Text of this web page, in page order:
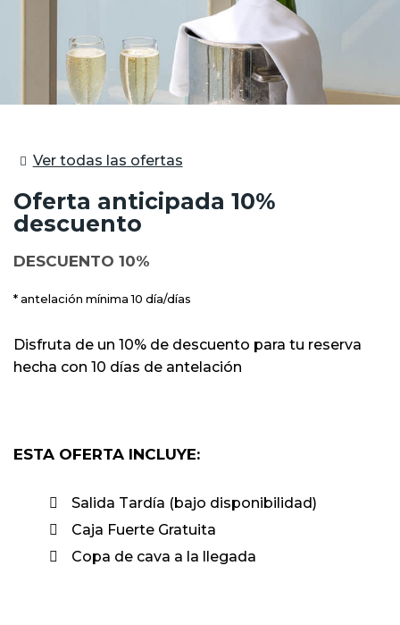
Ver todas las ofertas
Oferta anticipada 10%
descuento
DESCUENTO 10%
antelación mínima 10 día/días
Disfruta de un 10% de descuento para tu reserva
hecha con 10 días de antelación
ESTA OFERTA INCLUYE:
Salida Tardía (bajo disponibilidad)
Caja Fuerte Gratuita
Copa de cava a la llegada